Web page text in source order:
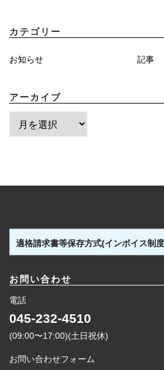
カテゴリー
お知らせ 記事
アーカイブ
ー
ブ
適格請求書等保存方式(インボイス制
お問い合わせ
電話
045-232-4510
(09:00〜17:00)(土日祝休)
お問い合わせフォーム